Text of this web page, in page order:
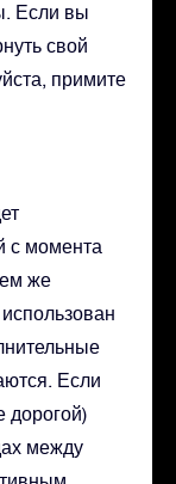
Если вы
свой
примите
с момента
же
Если
дорогой)
между